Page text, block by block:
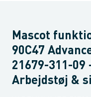
Mascot
90C47
21679-311-09
Arbejdstøj &